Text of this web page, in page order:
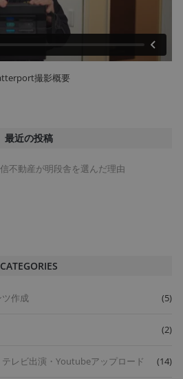
撮影概要
最近の投稿
不動産が明段舎を選んだ理由
CATEGORIES
作成 (5)
(2)
レビ出演・Youtubeアップロード (14)